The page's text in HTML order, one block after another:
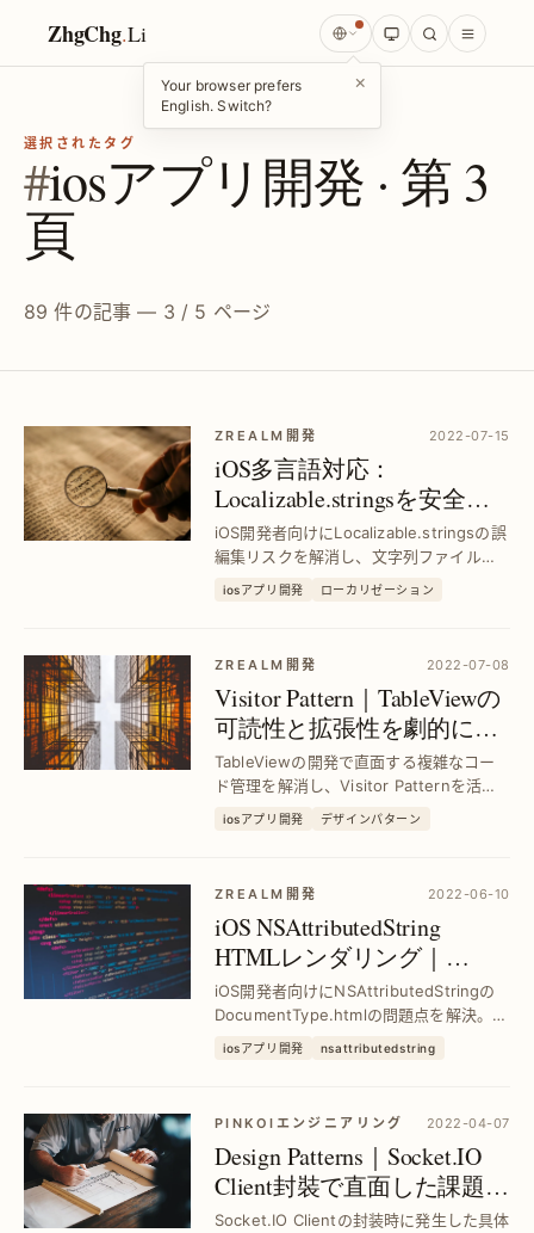
ZhgChg.Li
Your browser prefers
English. Switch?
×
選択されたタグ
#iosアプリ開発 · 第 3
頁
89 件の記事 — 3 / 5 ページ
ZREALM開発 2022-07-15
iOS多言語対応：
Localizable.stringsを安全に
管理する最適策｜文字列破
損を防ぐ方法
iOS開発者向けにLocalizable.stringsの誤
編集リスクを解消し、文字列ファイルの
安全性を確保する具体的な対策を紹介。
iosアプリ開発 ローカリゼーション
ZREALM開発 2022-07-08
Visitor Pattern｜TableViewの
可読性と拡張性を劇的に向
上させる方法
TableViewの開発で直面する複雑なコー
ド管理を解消し、Visitor Patternを活用
して可読性と拡張性を大幅に改善。効率
iosアプリ開発 デザインパターン
ZREALM開発 2022-06-10
iOS NSAttributedString
HTMLレンダリング｜
DocumentType.htmlの代替技
術を解説
iOS開発者向けにNSAttributedStringの
DocumentType.htmlの問題点を解決。
HTMLレンダリングの代替手法で表示品
質とパフォーマンスを向上させる具体的
iosアプリ開発 nsattributedstring
PINKOIエンジニアリング 2022-04-07
Design Patterns｜Socket.IO
Client封裝で直面した課題と
実践的解決策
Socket.IO Clientの封装時に発生した具体